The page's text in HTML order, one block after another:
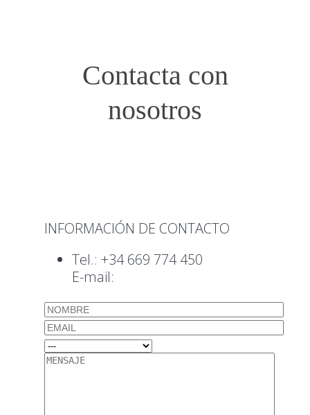
Contacta con
nosotros
INFORMACIÓN DE CONTACTO
Tel.: +34 669 774 450
E-mail: